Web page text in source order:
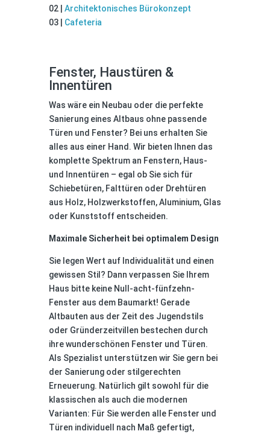
02 | Architektonisches Bürokonzept
03 | Cafeteria
Fenster, Haustüren &
Innentüren
Was wäre ein Neubau oder die perfekte
Sanierung eines Altbaus ohne passende
Türen und Fenster? Bei uns erhalten Sie
alles aus einer Hand. Wir bieten Ihnen das
komplette Spektrum an Fenstern, Haus-
und Innentüren – egal ob Sie sich für
Schiebetüren, Falttüren oder Drehtüren
aus Holz, Holzwerkstoffen, Aluminium, Glas
oder Kunststoff entscheiden.
Maximale Sicherheit bei optimalem Design
Sie legen Wert auf Individualität und einen
gewissen Stil? Dann verpassen Sie Ihrem
Haus bitte keine Null-acht-fünfzehn-
Fenster aus dem Baumarkt! Gerade
Altbauten aus der Zeit des Jugendstils
oder Gründerzeitvillen bestechen durch
ihre wunderschönen Fenster und Türen.
Als Spezialist unterstützen wir Sie gern bei
der Sanierung oder stilgerechten
Erneuerung. Natürlich gilt sowohl für die
klassischen als auch die modernen
Varianten: Für Sie werden alle Fenster und
Türen individuell nach Maß gefertigt,